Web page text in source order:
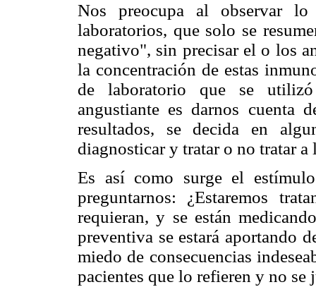
Nos preocupa al observar
laboratorios, que solo se
negativo", sin precisar el o los
la concentración de estas
de laboratorio que se
angustiante es darnos
resultados, se decida en
diagnosticar y tratar o no tratar a
Es así como surge el
preguntarnos: ¿Estaremos
requieran, y se están
preventiva se estará aportando
miedo de consecuencias
pacientes que lo refieren y no se